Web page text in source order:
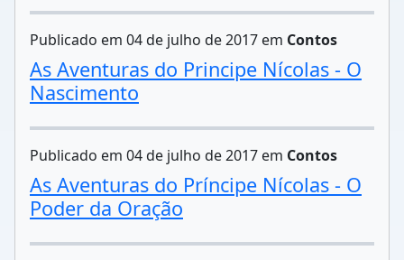
Publicado em 04 de julho de 2017 em Contos
As Aventuras do Principe Nícolas - O
Nascimento
Publicado em 04 de julho de 2017 em Contos
As Aventuras do Príncipe Nícolas - O
Poder da Oração